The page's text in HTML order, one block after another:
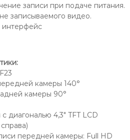
записи при подаче питания.
записываемого видео.
камеры 140°
камеры 90°
4,3″ TFT LCD
передней камеры: Full HD